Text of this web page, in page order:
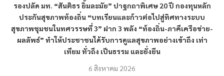
รองปลัด มท. “สันติธร ยิ้มละมัย” ปาฐกถาพิเศษ 20 ปี กองทุนหลัก
ประกันสุขภาพท้องถิ่น “บทเรียนและก้าวต่อไปสู่ทิศทางระบบ
สุขภาพชุมชนในทศวรรษที่ 3” ฝาก 3 พลัง “ท้องถิ่น-ภาคีเครือข่าย-
ผลลัพธ์” ทำให้ประชาชนได้รับการดูแลสุขภาพอย่างเข้าถึง เท่า
เทียม ทั่วถึง เป็นธรรม และยั่งยืน
6 สิงหาคม 2026